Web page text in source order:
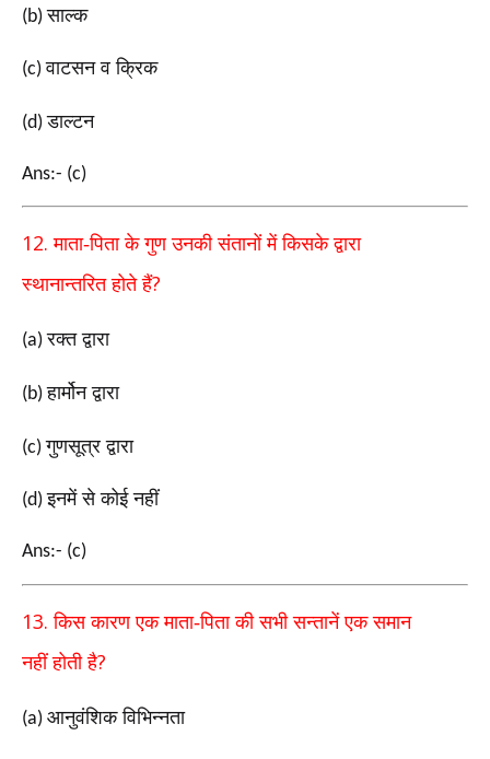
(b)साल्क
(c)वाटसन व क्रिक
(d)डाल्टन
Ans:- (c)
12.माता-पिता के गुण उनकी संतानों में किसके द्वारा
स्थानान्तरित होते हैं?
(a)रक्त द्वारा
(b)हार्मोन द्वारा
(c)गुणसूत्र द्वारा
(d)इनमें से कोई नहीं
Ans:- (c)
13.किस कारण एक माता-पिता की सभी सन्तानें एक समान
नहीं होती है?
(a) आनुवंशिक विभिन्नता